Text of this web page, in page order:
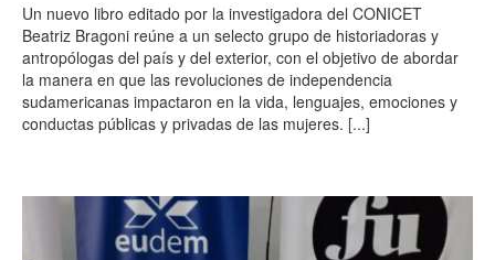
Un nuevo libro editado por la investigadora del CONICET
Beatriz Bragoni reúne a un selecto grupo de historiadoras y
antropólogas del país y del exterior, con el objetivo de abordar
la manera en que las revoluciones de independencia
sudamericanas impactaron en la vida, lenguajes, emociones y
conductas públicas y privadas de las mujeres. [...]